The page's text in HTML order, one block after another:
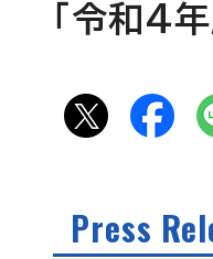
「令和4
Press